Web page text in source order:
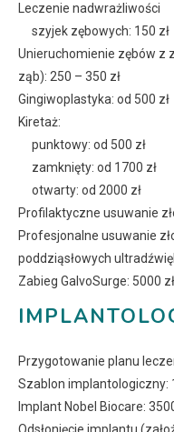
Leczenie nadwrażliwości
szyjek zębowych: 150 zł
Unieruchomienie zębów z
ząb): 250 – 350 zł
Gingiwoplastyka: od 500 zł
Kiretaż:
punktowy: od 500 zł
zamknięty: od 1700 zł
otwarty: od 2000 zł
Profilaktyczne usuwanie
Profesjonalne usuwanie
poddziąsłowych
Zabieg GalvoSurge: 5000 zł
Przygotowanie planu
Szablon implantologiczny:
Implant Nobel Biocare: